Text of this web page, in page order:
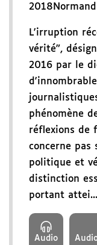
2018
L'irruption
vérité",
2016 par le
phénomène
réflexions de
concerne pas
politique et
distinction
portant attei...
Audio